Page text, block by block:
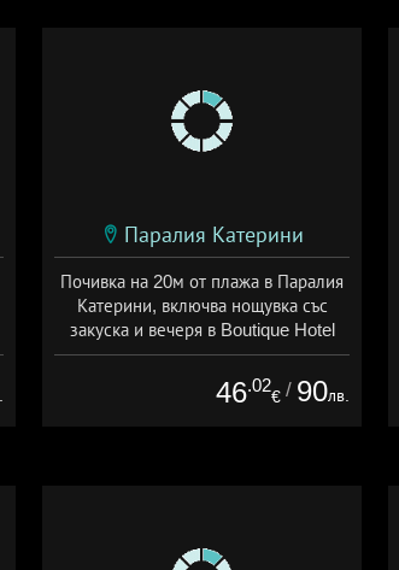
Паралия Катерини
Почивка на 20м от плажа в Паралия
Катерини, включва нощувка със
закуска и вечеря в Boutique Hotel
Lito, Гърция
Дата: 16.04 - 31.10 + полупансион
46.02
€ / 90лв.